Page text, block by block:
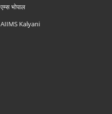
एम्‍स भोपाल
AIIMS Kalyani